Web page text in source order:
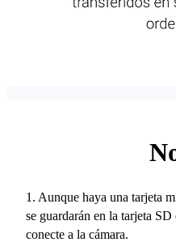
1. Aunque haya una tarjeta
se guardarán en la tarjeta
conecte a la cámara.